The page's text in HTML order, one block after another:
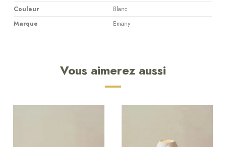
Couleur
Blanc
Marque
Emany
Vous aimerez aussi